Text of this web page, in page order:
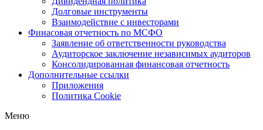
Долговые инструменты
Взаимодействие с инвеcторами
Финасовая отчетность по МСФО
Заявление об ответственности руководства
Аудиторское заключение независимых аудиторов
Консолидированная финансовая отчетность
Дополнительные ссылки
Приложения
Политика Cookie
Меню